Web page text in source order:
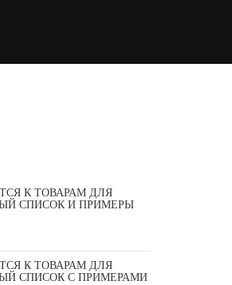
К ТОВАРАМ ДЛЯ
СПИСОК И ПРИМЕРЫ
К ТОВАРАМ ДЛЯ
СПИСОК С ПРИМЕРАМИ